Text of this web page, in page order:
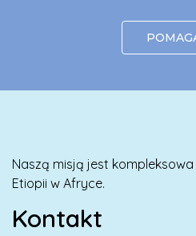
Naszą misją jest
Etiopii w Afryce.
Kontakt